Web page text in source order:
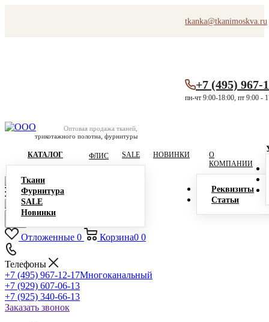
tkanka@tkanimoskva.ru
Оптовая продажа тканей,
трикотажного полотна, фурнитуры
+7 (495) 967-
пн-чт 9:00-18:00, пт 9:00 -
КАТАЛОГ
Ткани
Фурнитура
SALE
Новинки
ФЛИС SALE НОВИНКИ
О
КОМПАНИИ
Реквизиты
Статьи
Отложенные 0 Корзина0 0
Телефоны
+7 (495) 967-12-17Многоканальный
+7 (929) 607-06-13
+7 (925) 340-66-13
Заказать звонок